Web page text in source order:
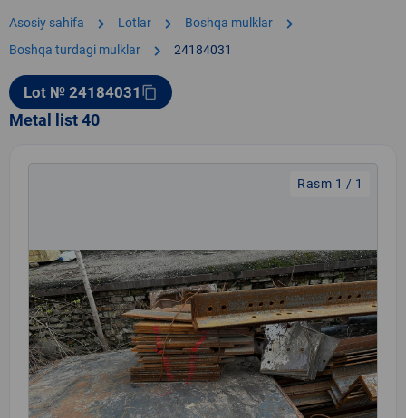
Asosiy sahifa chevron_right Lotlar chevron_right Boshqa mulklar chevron_right
Boshqa turdagi mulklar chevron_right 24184031
Lot № 24184031 content_copy
Metal list 40
Rasm 1 / 1